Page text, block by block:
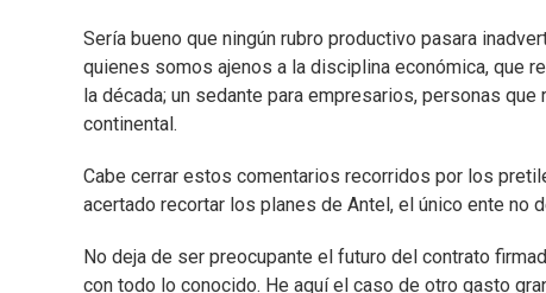
Sería bueno que ningún rubro productivo pasara
quienes somos ajenos a la disciplina económica, que
la década; un sedante para empresarios, personas
continental.
Cabe cerrar estos comentarios recorridos por los
acertado recortar los planes de Antel, el único ente no
No deja de ser preocupante el futuro del contrato
con todo lo conocido. He aquí el caso de otro gasto